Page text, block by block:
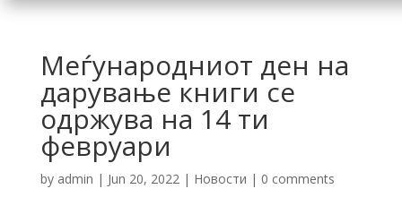
Меѓународниот ден на
дарување книги се
одржува на 14 ти
февруари
by admin | Jun 20, 2022| Новости | 0 comments